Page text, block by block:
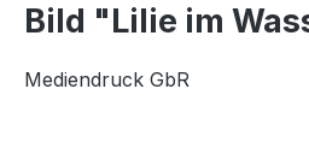
Bild "Lilie im
Mediendruck GbR